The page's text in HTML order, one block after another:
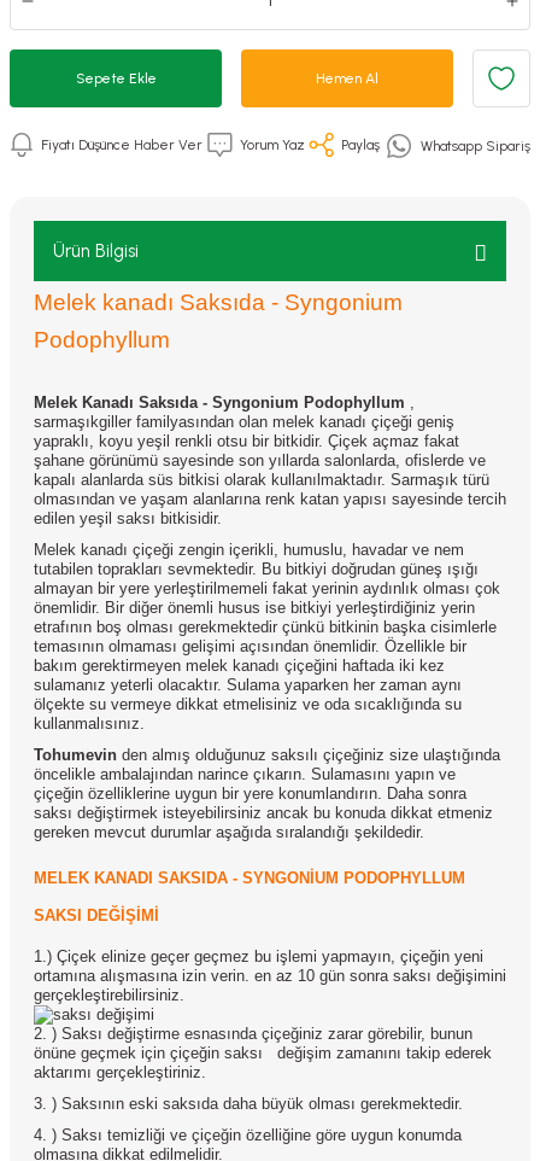
Sepete Ekle Hemen Al
Fiyatı Düşünce Haber Ver Yorum Yaz Paylaş Whatsapp Sipariş
Ürün Bilgisi
Melek kanadı Saksıda - Syngonium
Podophyllum
Melek Kanadı Saksıda - Syngonium Podophyllum ,
sarmaşıkgiller familyasından olan melek kanadı çiçeği geniş
yapraklı, koyu yeşil renkli otsu bir bitkidir. Çiçek açmaz fakat
şahane görünümü sayesinde son yıllarda salonlarda, ofislerde ve
kapalı alanlarda süs bitkisi olarak kullanılmaktadır. Sarmaşık türü
olmasından ve yaşam alanlarına renk katan yapısı sayesinde tercih
edilen yeşil saksı bitkisidir.
Melek kanadı çiçeği zengin içerikli, humuslu, havadar ve nem
tutabilen toprakları sevmektedir. Bu bitkiyi doğrudan güneş ışığı
almayan bir yere yerleştirilmemeli fakat yerinin aydınlık olması çok
önemlidir. Bir diğer önemli husus ise bitkiyi yerleştirdiğiniz yerin
etrafının boş olması gerekmektedir çünkü bitkinin başka cisimlerle
temasının olmaması gelişimi açısından önemlidir. Özellikle bir
bakım gerektirmeyen melek kanadı çiçeğini haftada iki kez
sulamanız yeterli olacaktır. Sulama yaparken her zaman aynı
ölçekte su vermeye dikkat etmelisiniz ve oda sıcaklığında su
kullanmalısınız.
Tohumevin den almış olduğunuz saksılı çiçeğiniz size ulaştığında
öncelikle ambalajından narince çıkarın. Sulamasını yapın ve
çiçeğin özelliklerine uygun bir yere konumlandırın. Daha sonra
saksı değiştirmek isteyebilirsiniz ancak bu konuda dikkat etmeniz
gereken mevcut durumlar aşağıda sıralandığı şekildedir.
MELEK KANADI SAKSIDA - SYNGONİUM PODOPHYLLUM
SAKSI DEĞİŞİMİ
1.) Çiçek elinize geçer geçmez bu işlemi yapmayın, çiçeğin yeni
ortamına alışmasına izin verin. en az 10 gün sonra saksı değişimini
gerçekleştirebilirsiniz.
2. ) Saksı değiştirme esnasında çiçeğiniz zarar görebilir, bunun
önüne geçmek için çiçeğin saksı
değişim zamanını takip ederek
aktarımı gerçekleştiriniz.
3. ) Saksının eski saksıda daha büyük olması gerekmektedir.
4. ) Saksı temizliği ve çiçeğin özelliğine göre uygun konumda
olmasına dikkat edilmelidir.